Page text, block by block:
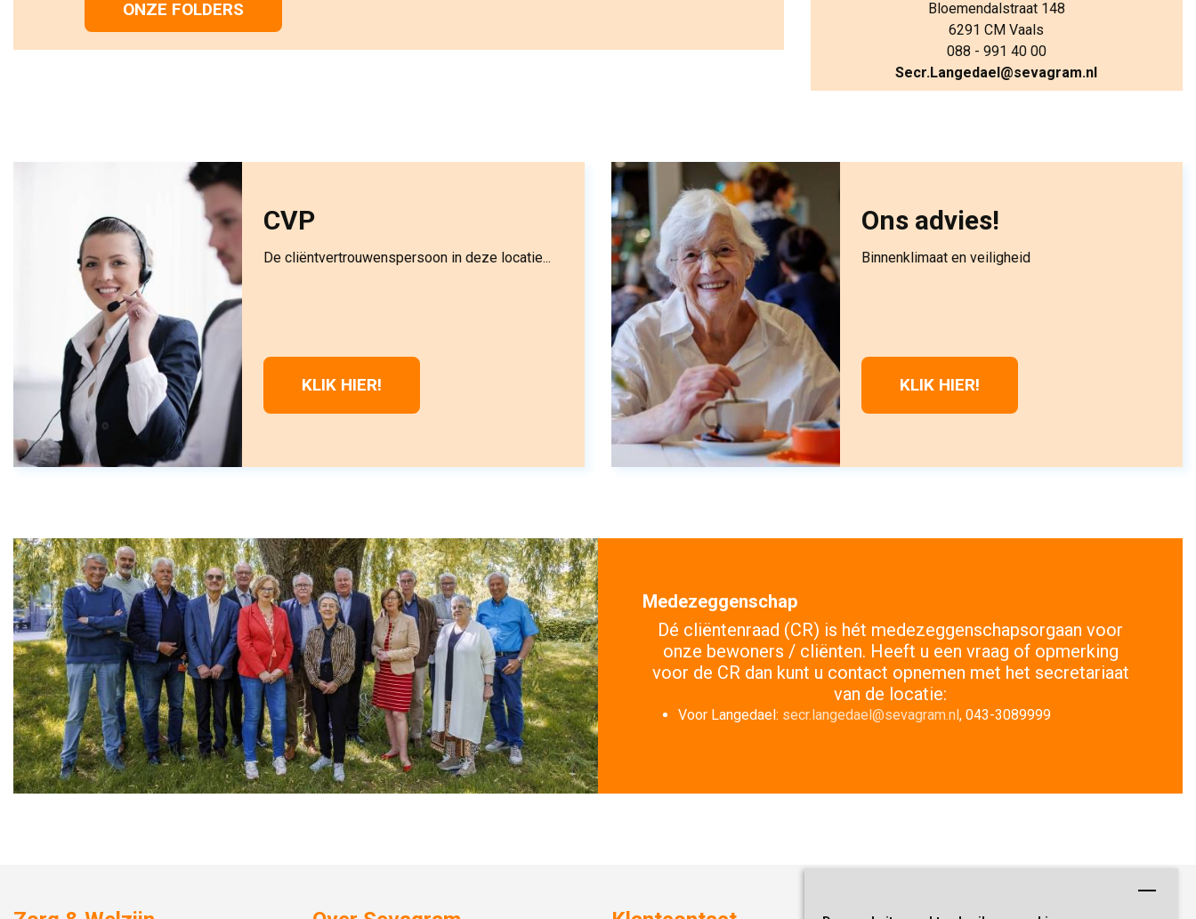
ONZE FOLDERS
Bloemendalstraat 148
6291 CM Vaals
088 - 991 40 00
Secr.Langedael@sevagram.nl
CVP
De cliëntvertrouwenspersoon in deze locatie...
KLIK HIER!
Ons advies!
Binnenklimaat en veiligheid
KLIK HIER!
Medezeggenschap
Dé cliëntenraad (CR) is hét medezeggenschapsorgaan voor
onze bewoners / cliënten. Heeft u een vraag of opmerking
voor de CR dan kunt u contact opnemen met het secretariaat
van de locatie:
Voor Langedael: secr.langedael@sevagram.nl , 043-3089999